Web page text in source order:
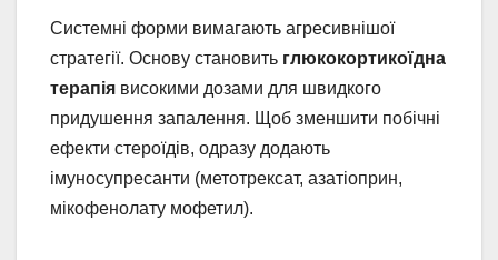
Системні форми вимагають агресивнішої
стратегії. Основу становить глюкокортикоїдна
терапія високими дозами для швидкого
придушення запалення. Щоб зменшити побічні
ефекти стероїдів, одразу додають
імуносупресанти (метотрексат, азатіоприн,
мікофенолату мофетил).